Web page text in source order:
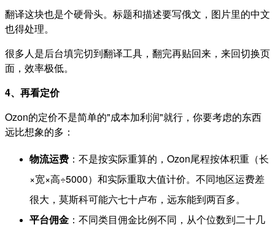
翻译这块也是个硬骨头。标题和描述要写俄文，图片里的中文
也得处理。
很多人是后台填完切到翻译工具，翻完再贴回来，来回切换页
面，效率极低。
4、再看定价
Ozon的定价不是简单的"成本加利润"就行，你要考虑的东西
远比想象的多：
物流运费 ：不是按实际重算的，Ozon尾程按体积重（长
×宽×高÷5000）和实际重取大值计价。不同地区运费差
很大，莫斯科可能六七十卢布，远东能到两百多。
平台佣金 ：不同类目佣金比例不同，从个位数到二十几